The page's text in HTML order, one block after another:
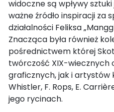
widoczne są wpływy
ważne źródło inspiracji za
działalności Feliksa
Znacząca była również
pośrednictwem której
twórczość XIX-wiecznych
graficznych, jak i artystów
Whistler, F. Rops, E.
jego rycinach.